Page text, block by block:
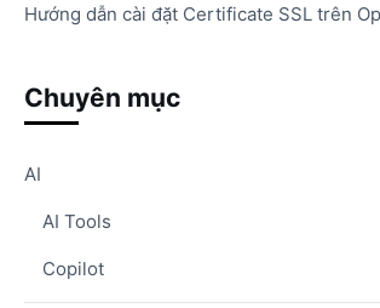
Hướng dẫn cài đặt Certificate SSL trên
Chuyên mục
AI
AI Tools
Copilot